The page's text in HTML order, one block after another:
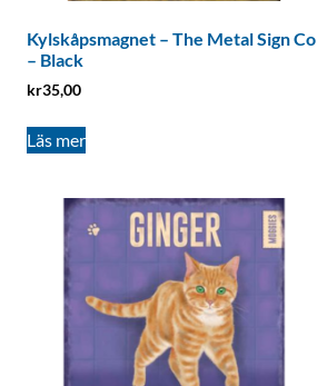
Kylskåpsmagnet – The Metal Sign Co
– Black
kr35,00
Läs mer